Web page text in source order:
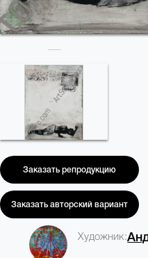
Заказать репродукцию
Заказать авторский вариант
Художник: